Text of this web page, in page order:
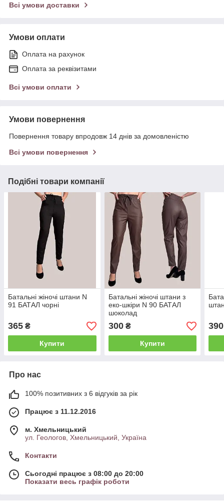
Всі умови доставки
Умови оплати
Оплата на рахунок
Оплата за реквізитами
Всі умови оплати
Умови повернення
Повернення товару впродовж 14 днів за домовленістю
Всі умови повернення
Подібні товари компанії
Батальні жіночі штани N
91 БАТАЛ чорні
365 ₴
Купити
Батальні жіночі штани з
еко-шкіри N 90 БАТАЛ
шоколад
300₴
Купити
390
Про нас
100% позитивних з 6 відгуків за рік
Працює з 11.12.2016
м. Хмельницький
ул. Геологов, Хмельницький, Україна
Контакти
Сьогодні працює з 08:00 до 20:00
Показати весь графік роботи